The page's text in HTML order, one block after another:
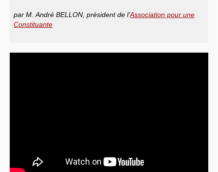
par M. André BELLON, président de l’Association pour une
Constituante